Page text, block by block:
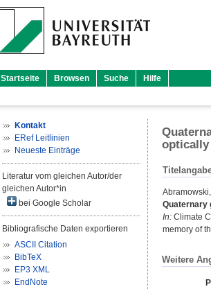
Startseite Browsen Suche Hilfe
Kontakt
ERef Leitlinien
Neueste Einträge
Literatur vom gleichen Autor/der
gleichen Autor*in
bei Google Scholar
Bibliografische Daten exportieren
ASCII Citation
BibTeX
EP3 XML
EndNote
optically
Quaternary
In: Climate
memory of
Weitere